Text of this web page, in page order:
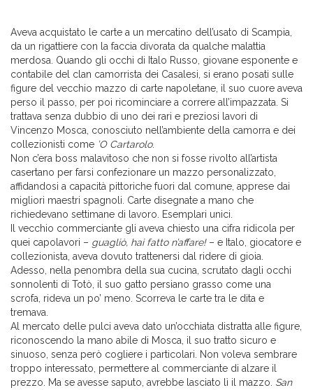
Aveva acquistato le carte a un mercatino dell’usato di Scampia,
da un rigattiere con la faccia divorata da qualche malattia
merdosa. Quando gli occhi di Italo Russo, giovane esponente e
contabile del clan camorrista dei Casalesi, si erano posati sulle
figure del vecchio mazzo di carte napoletane, il suo cuore aveva
perso il passo, per poi ricominciare a correre all’impazzata. Si
trattava senza dubbio di uno dei rari e preziosi lavori di
Vincenzo Mosca, conosciuto nell’ambiente della camorra e dei
collezionisti come ’O Cartarolo.
Non c’era boss malavitoso che non si fosse rivolto all’artista
casertano per farsi confezionare un mazzo personalizzato,
affidandosi a capacità pittoriche fuori dal comune, apprese dai
migliori maestri spagnoli. Carte disegnate a mano che
richiedevano settimane di lavoro. Esemplari unici.
Il vecchio commerciante gli aveva chiesto una cifra ridicola per
quei capolavori – guagliò, hai fatto n’affare!– e Italo, giocatore e
collezionista, aveva dovuto trattenersi dal ridere di gioia.
Adesso, nella penombra della sua cucina, scrutato dagli occhi
sonnolenti di Totò, il suo gatto persiano grasso come una
scrofa, rideva un po’ meno. Scorreva le carte tra le dita e
tremava.
Al mercato delle pulci aveva dato un’occhiata distratta alle figure,
riconoscendo la mano abile di Mosca, il suo tratto sicuro e
sinuoso, senza però cogliere i particolari. Non voleva sembrare
troppo interessato, permettere al commerciante di alzare il
prezzo. Ma se avesse saputo, avrebbe lasciato lì il mazzo. San